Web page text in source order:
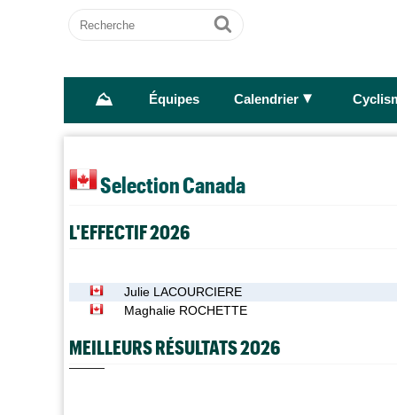
Recherche
Ok
⛰ Équipes Calendrier ►
Selection Canada
L'EFFECTIF 2026
Julie LACOURCIERE
Maghalie ROCHETTE
MEILLEURS RÉSULTATS 2026